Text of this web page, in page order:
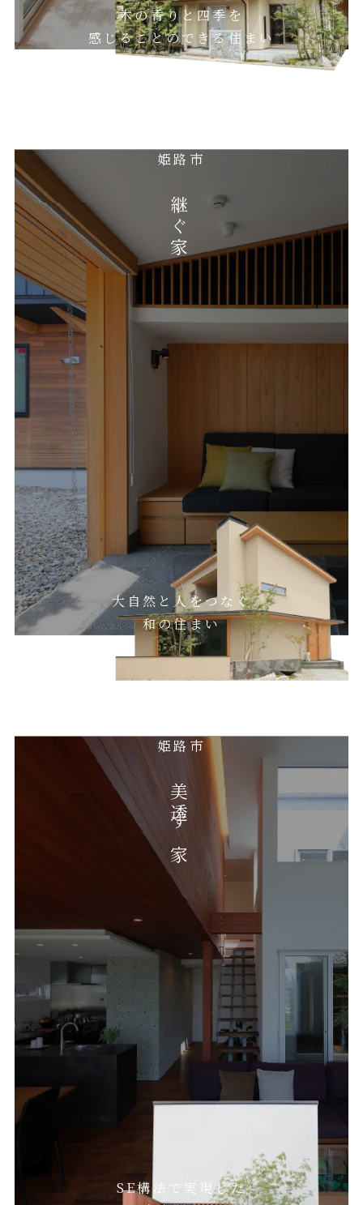
木の香りと四季を
感じることのできる住まい
姫路市
継ぐ家
大自然と人をつなぐ
和の住まい
姫路市
美透す家
SE構法で実現した